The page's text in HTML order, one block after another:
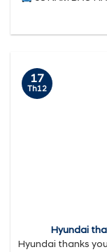
Hyundai
Hyundai thanks
17
Th12